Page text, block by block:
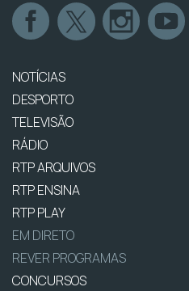
NOTÍCIAS
DESPORTO
TELEVISÃO
RÁDIO
RTP ARQUIVOS
RTP ENSINA
RTP PLAY
EM DIRETO
REVER PROGRAMAS
CONCURSOS